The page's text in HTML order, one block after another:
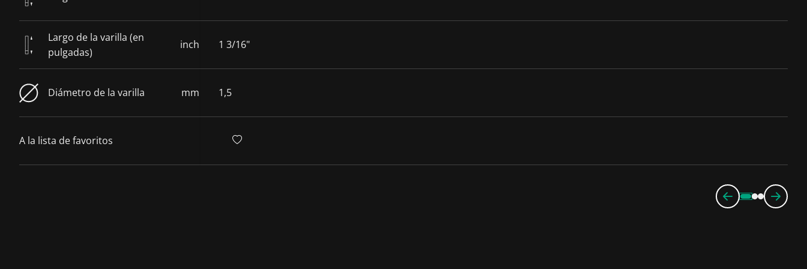
Largo de la varilla (en
pulgadas)
inch 1 3/16"
Diámetro de la varilla mm 1,5
A la lista de favoritos